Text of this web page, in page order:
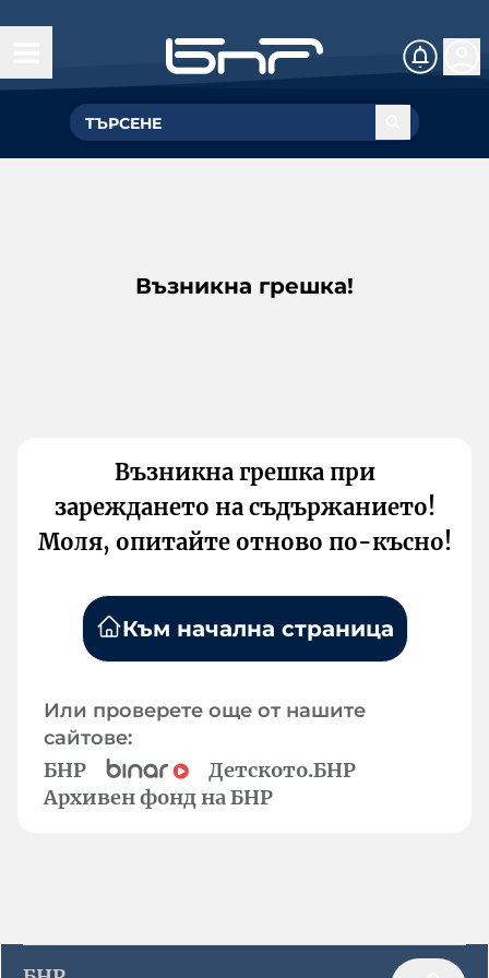
Възникна грешка!
Възникна грешка при
зареждането на съдържанието!
Моля, опитайте отново по-късно!
Към начална страница
Или проверете още от нашите
сайтове:
БНР
Детското.БНР
Архивен фонд на БНР